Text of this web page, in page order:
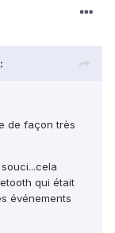
de façon très
qui était
événements